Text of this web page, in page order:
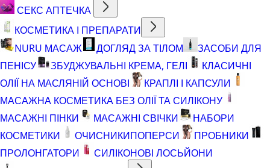
СЕКС АПТЕЧКА
КОСМЕТИКА І ПРЕПАРАТИ
NURU МАСАЖ
ДОГЛЯД ЗА ТІЛОМ
ЗАСОБИ ДЛЯ
ПЕНІСУ
ЗБУДЖУВАЛЬНІ КРЕМА, ГЕЛІ
КЛАСИЧНІ
ОЛІЇ НА МАСЛЯНІЙ ОСНОВІ
КРАПЛІ І КАПСУЛИ
МАСАЖНА КОСМЕТИКА БЕЗ ОЛІЇ ТА СИЛІКОНУ
МАСАЖНІ ПІНКИ
МАСАЖНІ СВІЧКИ
НАБОРИ
КОСМЕТИКИ
ОЧИСНИКИПОПЕРСИ
ПРОБНИКИ
ПРОЛОНГАТОРИ
СИЛІКОНОВІ ЛОСЬЙОНИ